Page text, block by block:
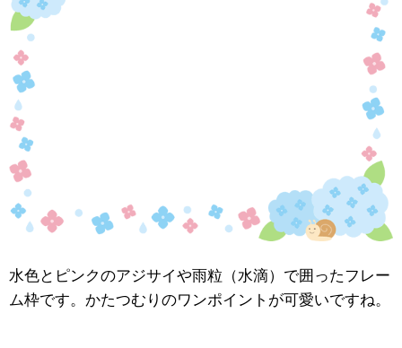
水色とピンクのアジサイや雨粒（水滴）で囲ったフレー
ム枠です。かたつむりのワンポイントが可愛いですね。